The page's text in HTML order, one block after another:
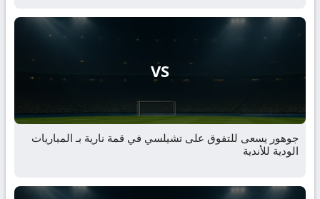
VS
جوهور يسعى للتفوق على تشيلسي في قمة نارية بـ المباريات
الودية للأندية